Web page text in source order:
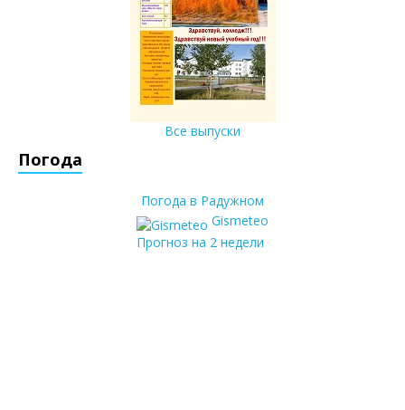
Все выпуски
Погода
Погода в Радужном
Gismeteo
Прогноз на 2 недели